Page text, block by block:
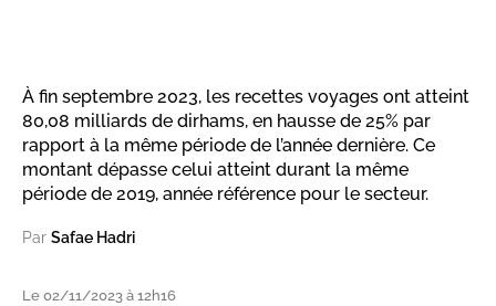
À fin septembre 2023, les recettes voyages ont atteint
80,08 milliards de dirhams, en hausse de 25% par
rapport à la même période de l’année dernière. Ce
montant dépasse celui atteint durant la même
période de 2019, année référence pour le secteur.
Par Safae Hadri
Le 02/11/2023 à 12h16